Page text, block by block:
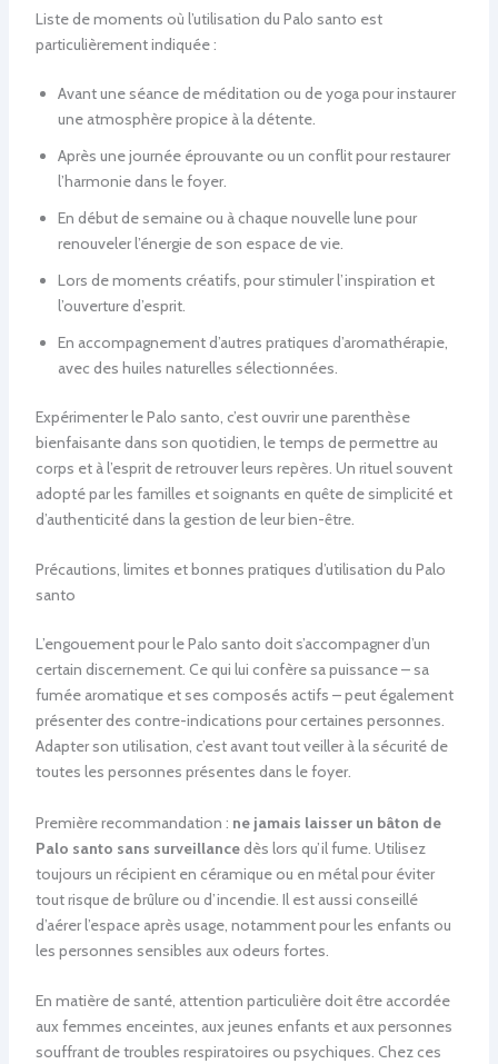
Liste de moments où l’utilisation du Palo santo est
particulièrement indiquée :
Avant une séance de méditation ou de yoga pour instaurer
une atmosphère propice à la détente.
Après une journée éprouvante ou un conflit pour restaurer
l’harmonie dans le foyer.
En début de semaine ou à chaque nouvelle lune pour
renouveler l’énergie de son espace de vie.
Lors de moments créatifs, pour stimuler l’inspiration et
l’ouverture d’esprit.
En accompagnement d’autres pratiques d’aromathérapie,
avec des huiles naturelles sélectionnées.
Expérimenter le Palo santo, c’est ouvrir une parenthèse
bienfaisante dans son quotidien, le temps de permettre au
corps et à l’esprit de retrouver leurs repères. Un rituel souvent
adopté par les familles et soignants en quête de simplicité et
d’authenticité dans la gestion de leur bien-être.
Précautions, limites et bonnes pratiques d’utilisation du Palo
santo
L’engouement pour le Palo santo doit s’accompagner d’un
certain discernement. Ce qui lui confère sa puissance – sa
fumée aromatique et ses composés actifs – peut également
présenter des contre-indications pour certaines personnes.
Adapter son utilisation, c’est avant tout veiller à la sécurité de
toutes les personnes présentes dans le foyer.
Première recommandation : ne jamais laisser un bâton de
Palo santo sans surveillancedès lors qu’il fume. Utilisez
toujours un récipient en céramique ou en métal pour éviter
tout risque de brûlure ou d’incendie. Il est aussi conseillé
d’aérer l’espace après usage, notamment pour les enfants ou
les personnes sensibles aux odeurs fortes.
En matière de santé, attention particulière doit être accordée
aux femmes enceintes, aux jeunes enfants et aux personnes
souffrant de troubles respiratoires ou psychiques. Chez ces